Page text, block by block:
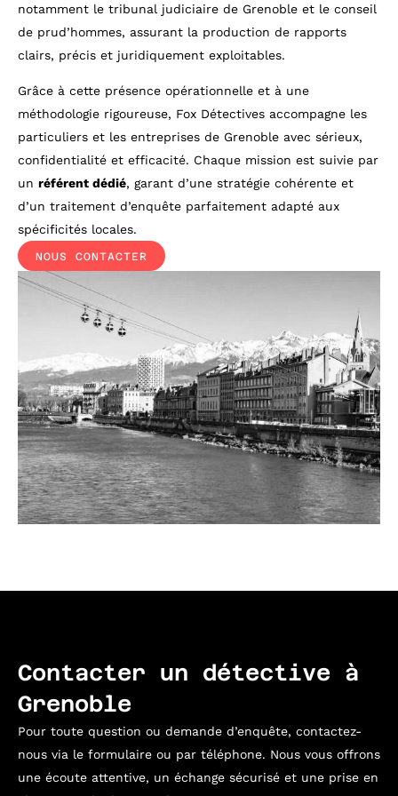
notamment le tribunal judiciaire de Grenoble et le conseil
de prud’hommes, assurant la production de rapports
clairs, précis et juridiquement exploitables.
Grâce à cette présence opérationnelle et à une
méthodologie rigoureuse, Fox Détectives accompagne les
particuliers et les entreprises de Grenoble avec sérieux,
confidentialité et efficacité. Chaque mission est suivie par
un référent dédié, garant d’une stratégie cohérente et
d’un traitement d’enquête parfaitement adapté aux
spécificités locales.
NOUS CONTACTER
Contacter un détective à
Grenoble
Pour toute question ou demande d’enquête, contactez-
nous via le formulaire ou par téléphone. Nous vous offrons
une écoute attentive, un échange sécurisé et une prise en